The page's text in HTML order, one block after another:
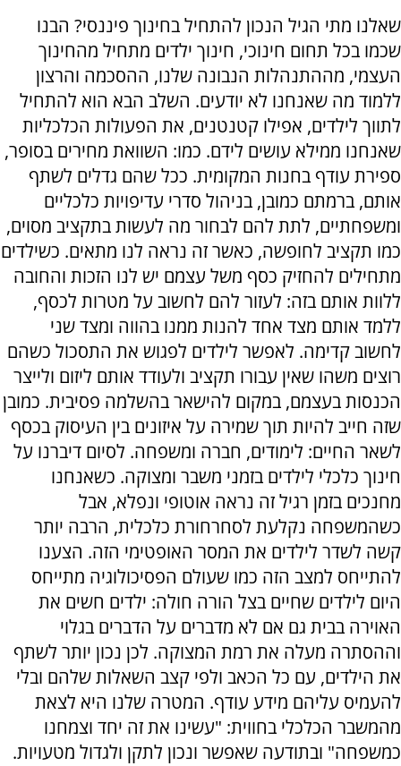
שאלנו מתי הגיל הנכון להתחיל בחינוך פיננסי? הבנו
שכמו בכל תחום חינוכי, חינוך ילדים מתחיל מהחינוך
העצמי, מההתנהלות הנבונה שלנו, ההסכמה והרצון
ללמוד מה שאנחנו לא יודעים. השלב הבא הוא להתחיל
לתווך לילדים, אפילו קטנטנים, את הפעולות הכלכליות
שאנחנו ממילא עושים לידם. כמו: השוואת מחירים בסופר,
ספירת עודף בחנות המקומית. ככל שהם גדלים לשתף
אותם, ברמתם כמובן, בניהול סדרי עדיפויות כלכליים
ומשפחתיים, לתת להם לבחור מה לעשות בתקציב מסוים,
כמו תקציב לחופשה, כאשר זה נראה לנו מתאים. כשילדים
מתחילים להחזיק כסף משל עצמם יש לנו הזכות והחובה
ללוות אותם בזה: לעזור להם לחשוב על מטרות לכסף,
ללמד אותם מצד אחד להנות ממנו בהווה ומצד שני
לחשוב קדימה. לאפשר לילדים לפגוש את התסכול כשהם
רוצים משהו שאין עבורו תקציב ולעודד אותם ליזום ולייצר
הכנסות בעצמם, במקום להישאר בהשלמה פסיבית. כמובן
שזה חייב להיות תוך שמירה על איזונים בין העיסוק בכסף
לשאר החיים: לימודים, חברה ומשפחה. לסיום דיברנו על
חינוך כלכלי לילדים בזמני משבר ומצוקה. כשאנחנו
מחנכים בזמן רגיל זה נראה אוטופי ונפלא, אבל
כשהמשפחה נקלעת לסחרחורת כלכלית, הרבה יותר
קשה לשדר לילדים את המסר האופטימי הזה. הצענו
להתייחס למצב הזה כמו שעולם הפסיכולוגיה מתייחס
היום לילדים שחיים בצל הורה חולה: ילדים חשים את
האוירה בבית גם אם לא מדברים על הדברים בגלוי
וההסתרה מעלה את רמת המצוקה. לכן נכון יותר לשתף
את הילדים, עם כל הכאב ולפי קצב השאלות שלהם ובלי
להעמיס עליהם מידע עודף. המטרה שלנו היא לצאת
מהמשבר הכלכלי בחווית: "עשינו את זה יחד וצמחנו
כמשפחה" ובתודעה שאפשר ונכון לתקן ולגדול מטעויות.